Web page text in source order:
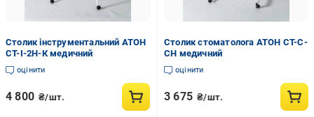
Столик інструментальний АТОН
СТ-І-2Н-К медичний
оцінити
4 800 ₴/шт.
Столик стоматолога АТОН СТ-С-
СН медичний
оцінити
3 675 ₴/шт.